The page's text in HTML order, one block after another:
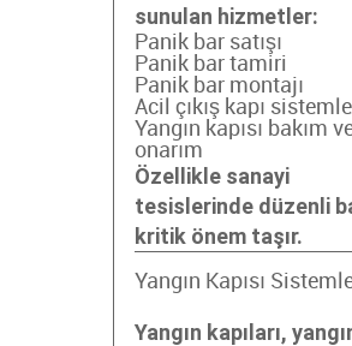
sunulan hizmetler:
Panik bar satışı
Panik bar tamiri
Panik bar montajı
Acil çıkış kapı
Yangın kapısı bakım
onarım
Özellikle sanayi
tesislerinde düzenli
kritik önem taşır.
Yangın Kapısı
Yangın kapıları,